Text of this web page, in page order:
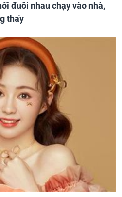
đuôi nhau chạy vào nhà,
thấy